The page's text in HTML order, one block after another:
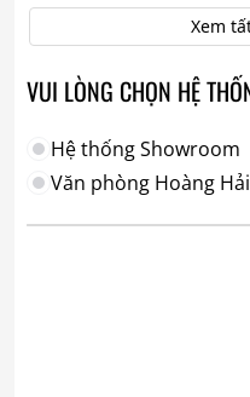
Xem
VUI LÒNG CHỌN HỆ
Hệ thống Showroom
Văn phòng Hoàng